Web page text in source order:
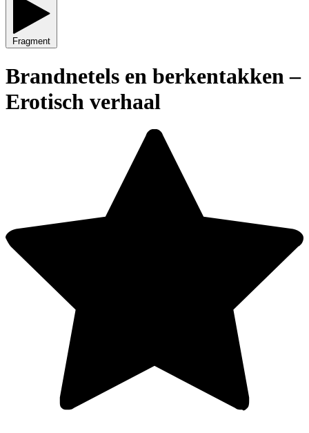
Fragment
Brandnetels en berkentakken –
Erotisch verhaal